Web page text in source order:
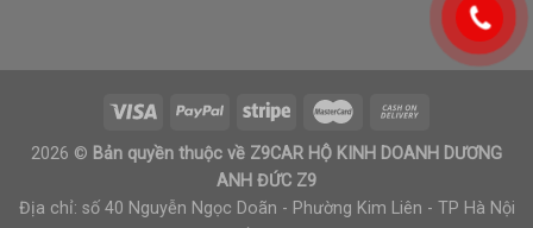
2026 © Bản quyền thuộc về Z9CAR HỘ KINH DOANH DƯƠNG
ANH ĐỨC Z9
Địa chỉ: số 40 Nguyễn Ngọc Doãn - Phường Kim Liên - TP Hà Nội